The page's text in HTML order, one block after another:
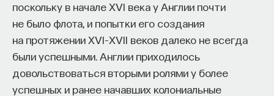
поскольку в начале XVI века у Англии почти
не было флота, и попытки его создания
на протяжении XVI–XVII веков далеко не всегда
были успешными. Англии приходилось
довольствоваться вторыми ролями у более
успешных и ранее начавших колониальные
Внеси свой вклад в дело
просвещения!